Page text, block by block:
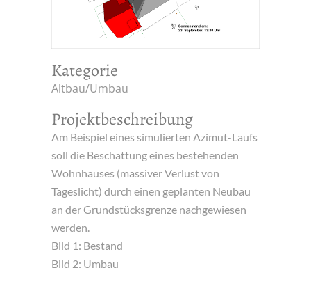
Kategorie
Altbau/Umbau
Projektbeschreibung
Am Beispiel eines simulierten Azimut-Laufs
soll die Beschattung eines bestehenden
Wohnhauses (massiver Verlust von
Tageslicht) durch einen geplanten Neubau
an der Grundstücksgrenze nachgewiesen
werden.
Bild 1: Bestand
Bild 2: Umbau